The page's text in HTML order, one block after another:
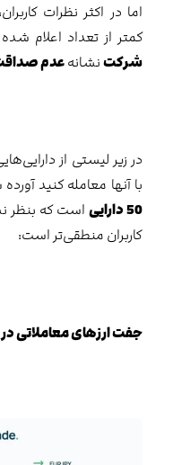
اما در اکثر نظرات
کمتر از تعداد اعلام
شرکتنشانهعدم
در زیر لیستی از
با آنها معامله کنید
50 دارایی
کاربران منطقی‌تر است:
جفت ارزهای معاملاتی